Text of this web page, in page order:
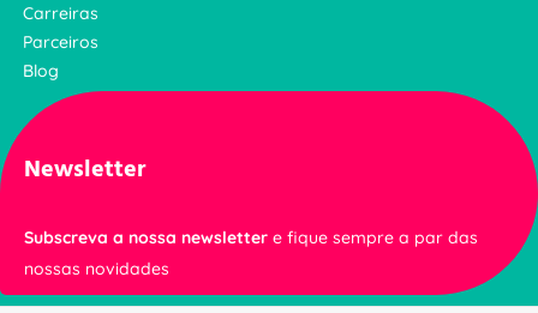
Carreiras
Parceiros
Blog
Newsletter
Subscreva a nossa newsletter e fique sempre a par das
nossas novidades